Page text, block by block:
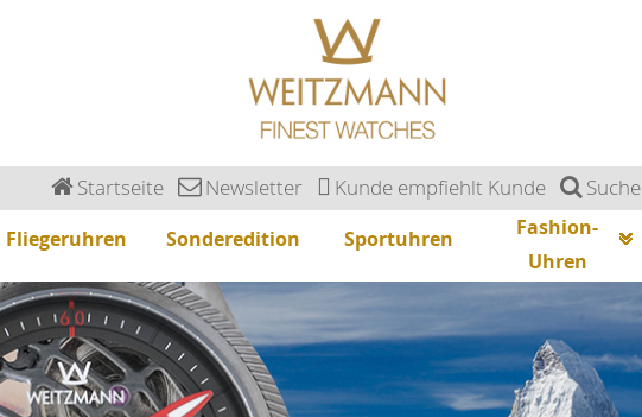
Startseite Newsletter Kunde empfiehlt Kunde Suche
Fliegeruhren Sonderedition Sportuhren
Fashion-
Uhren